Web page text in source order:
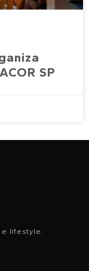
SP
lifestyle.